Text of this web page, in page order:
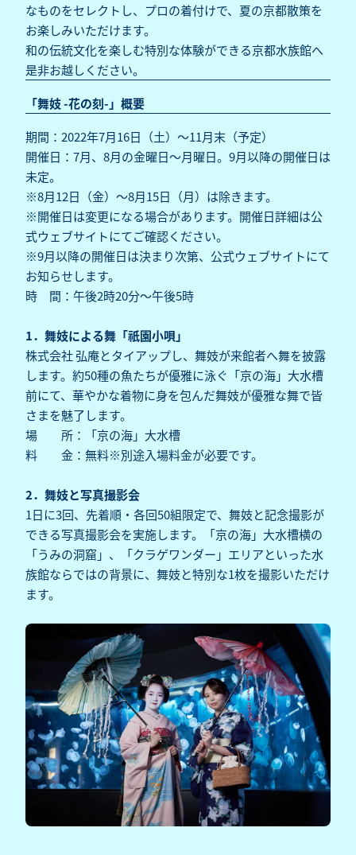
なものをセレクトし、プロの着付けで、夏の京都散策を
お楽しみいただけます。
和の伝統文化を楽しむ特別な体験ができる京都水族館へ
是非お越しください。
「舞妓 -花の刻-」概要
期間：2022年7月16日（土）～11月末（予定）
開催日：7月、8月の金曜日～月曜日。9月以降の開催日は
未定。
※8月12日（金）～8月15日（月）は除きます。
※開催日は変更になる場合があります。開催日詳細は公
式ウェブサイトにてご確認ください。
※9月以降の開催日は決まり次第、公式ウェブサイトにて
お知らせします。
時 間：午後2時20分～午後5時
1．舞妓による舞「祇園小唄」
株式会社 弘庵とタイアップし、舞妓が来館者へ舞を披露
します。約50種の魚たちが優雅に泳ぐ「京の海」大水槽
前にて、華やかな着物に身を包んだ舞妓が優雅な舞で皆
さまを魅了します。
場 所：「京の海」大水槽
料 金：無料※別途入場料金が必要です。
2．舞妓と写真撮影会
1日に3回、先着順・各回50組限定で、舞妓と記念撮影が
できる写真撮影会を実施します。「京の海」大水槽横の
「うみの洞窟」、「クラゲワンダー」エリアといった水
族館ならではの背景に、舞妓と特別な1枚を撮影いただけ
ます。